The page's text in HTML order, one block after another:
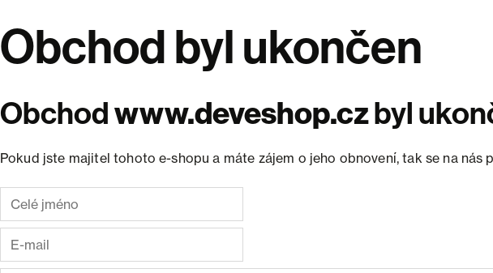
Obchod byl ukončen
Obchodwww.deveshop.czbyl
Pokud jste majitel tohoto e-shopu a máte zájem o jeho obnovení, tak se na nás